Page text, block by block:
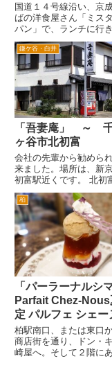
国道１４号線沿い、京
ばの洋食屋さん「ミス
パン」で、ランチに行き
人気のあるお店なんで
らして、遅めに行った
ほぼ満席でした。 この
介してくれた知人の一
めが、こちらです。メ
ハ...
鎌ケ谷・白井
「吾妻庵」 ～
ヶ谷市北初富
会社の先輩から勧めら
来ました。場所は、新
初富駅近くです。 北初
りてからは駅前の道路
み、左手にホームセン
ンピック」があります
目の前です。松戸方面
五香十字路を鎌ヶ谷方
ぎ...
柏
「パーラーナルシマ
Parfait Chez-Nous
定 パルフェ シェー
柏駅南口、または東口
商店街を通り、ドン・
崎屋へ。そして２階に